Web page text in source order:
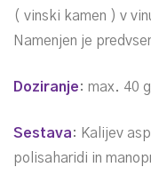
( vinski kamen ) v
Namenjen je
Doziranje: max. 40
Sestava: Kalijev
polisaharidi in